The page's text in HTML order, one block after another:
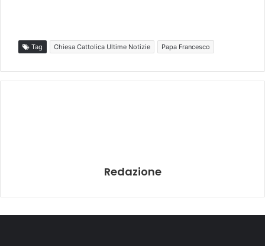
Tag Chiesa Cattolica Ultime Notizie Papa Francesco
Redazione